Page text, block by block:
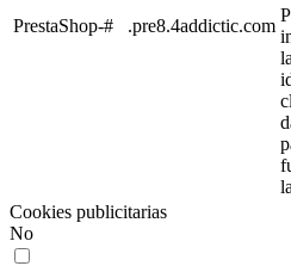
PrestaShop-# .pre8.4addictic.com
Cookies publicitarias
No